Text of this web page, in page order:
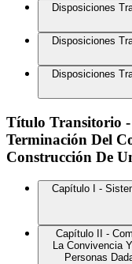
Disposiciones
Disposiciones
Disposiciones
Título Transitorio
Terminación Del
Construcción De
Capítulo I -
Capítulo II -
La Convivencia
Personas